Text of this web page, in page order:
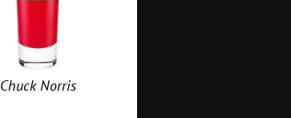
Chuck Norris